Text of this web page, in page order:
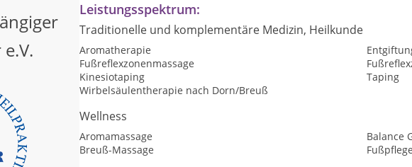
Leistungsspektrum:
Traditionelle und komplementäre Medizin, Heilkunde
Aromatherapie
Fußreflexzonenmassage
Kinesiotaping
Taping
Wirbelsäulentherapie nach Dorn/Breuß
Wellness
Aromamassage
Balance
Breuß-Massage
Fußpflege